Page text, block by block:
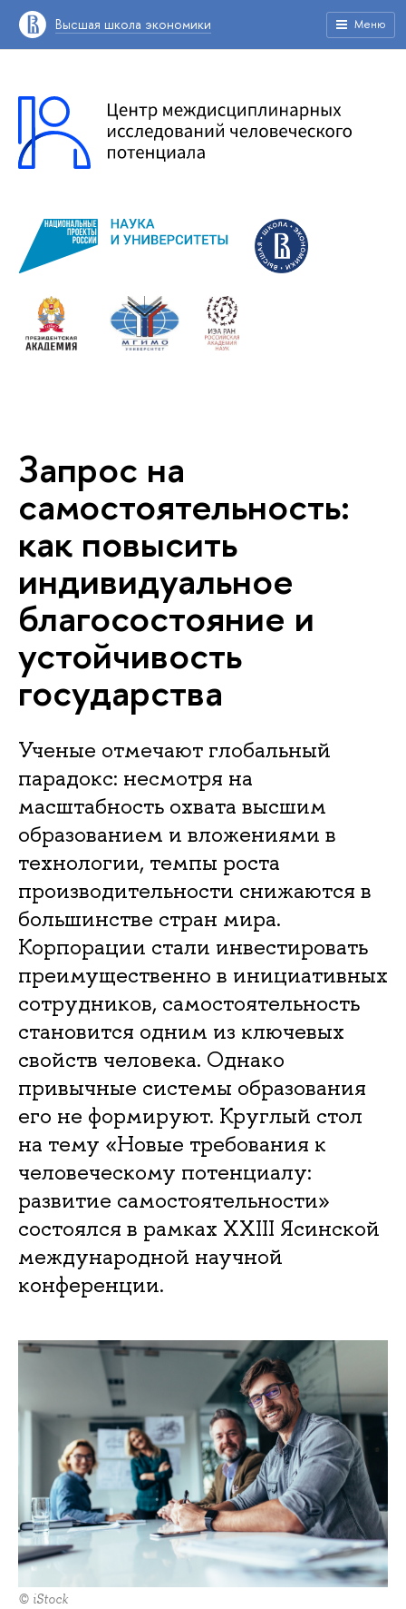
Высшая школа экономики Меню
Запрос на
самостоятельность:
как повысить
индивидуальное
благосостояние и
устойчивость
государства
Ученые отмечают глобальный
парадокс: несмотря на
масштабность охвата высшим
образованием и вложениями в
технологии, темпы роста
производительности снижаются в
большинстве стран мира.
Корпорации стали инвестировать
преимущественно в инициативных
сотрудников, самостоятельность
становится одним из ключевых
свойств человека. Однако
привычные системы образования
его не формируют. Круглый стол
на тему «Новые требования к
человеческому потенциалу:
развитие самостоятельности»
состоялся в рамках XXIII Ясинской
международной научной
конференции.
© iStock